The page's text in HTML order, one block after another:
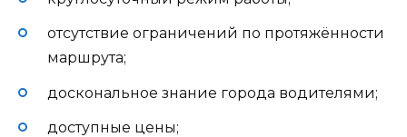
отсутствие ограничений по протяжённости
маршрута;
доскональное знание города водителями;
доступные цены;